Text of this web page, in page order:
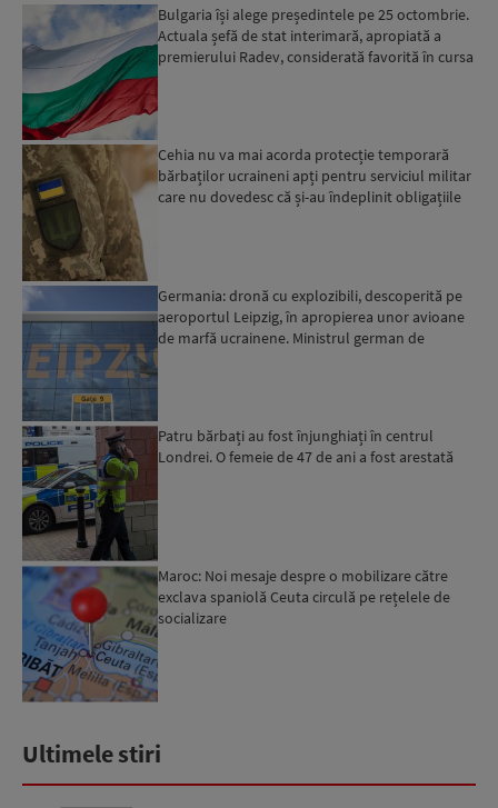
Bulgaria își alege președintele pe 25 octombrie.
Actuala șefă de stat interimară, apropiată a
premierului Radev, considerată favorită în cursa
Cehia nu va mai acorda protecție temporară
bărbaților ucraineni apți pentru serviciul militar
care nu dovedesc că și-au îndeplinit obligațiile
Germania: dronă cu explozibili, descoperită pe
aeroportul Leipzig, în apropierea unor avioane
de marfă ucrainene. Ministrul german de
Patru bărbați au fost înjunghiați în centrul
Londrei. O femeie de 47 de ani a fost arestată
Maroc: Noi mesaje despre o mobilizare către
exclava spaniolă Ceuta circulă pe rețelele de
socializare
Ultimele stiri